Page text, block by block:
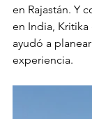
en Rajastán. Y
en India, Kritika
ayudó a
experiencia.